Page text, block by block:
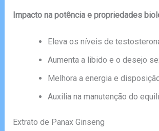
Impacto na potência e propriedades
Eleva os níveis de
Aumenta a libido e o desejo
Melhora a energia e
Auxilia na manutenção do
Extrato de Panax Ginseng